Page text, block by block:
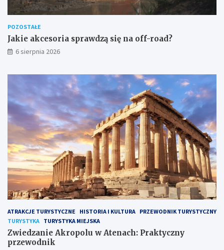
POZOSTAŁE
Jakie akcesoria sprawdzą się na off-road?
6 sierpnia 2026
ATRAKCJE TURYSTYCZNE HISTORIA I KULTURA PRZEWODNIK TURYSTYCZNY
TURYSTYKA TURYSTYKA MIEJSKA
Zwiedzanie Akropolu w Atenach: Praktyczny
przewodnik